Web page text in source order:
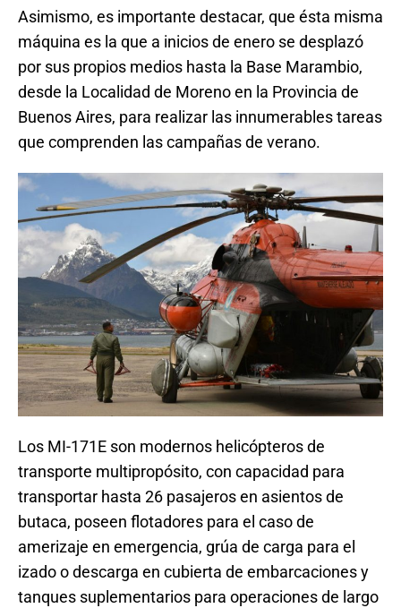
Asimismo, es importante destacar, que ésta misma
máquina es la que a inicios de enero se desplazó
por sus propios medios hasta la Base Marambio,
desde la Localidad de Moreno en la Provincia de
Buenos Aires, para realizar las innumerables tareas
que comprenden las campañas de verano.
Los MI-171E son modernos helicópteros de
transporte multipropósito, con capacidad para
transportar hasta 26 pasajeros en asientos de
butaca, poseen flotadores para el caso de
amerizaje en emergencia, grúa de carga para el
izado o descarga en cubierta de embarcaciones y
tanques suplementarios para operaciones de largo